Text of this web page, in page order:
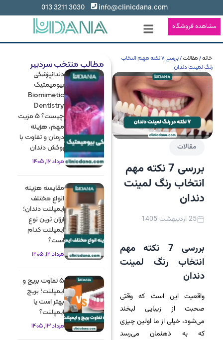
info@clinicdana.com
3030 3211 013
مشاهده فروشگاه
خانه/مقالات
/ بررسی 7 نکته مهم انتخاب
رنگ لمینت دندان
مقالات
بررسی 7 نکته مهم
انتخاب رنگ لمینت
دندان
25 اردیبهشت 1405
بررسی 7 نکته مهم
انتخاب رنگ لمینت
دندان
واقعیت این است که وقتی
صحبت از زیبایی لبخند
می‌شود، خیلی از ما اولین چیزی
که به ذهنمان می‌رسد
مطالب منتخب سردبیر
دندانپزشکی
بیومیمتیک
Biomimetic
Dentistry
چیست؟ 5 مزیت
مهم، هزینه
درمان و تفاوت با
روکش دندان
مرداد 16, 1405
مقایسه هزینه
انواع مختلف
ایمپلنت دندان؛
ارزان ترین نوع
ایمپلنت کدام
است؟
مرداد 14, 1405
5 تفاوت بریج و
ایمپلنت؛ بریج
بهتر است یا
ایمپلنت؟
مرداد 13, 1405